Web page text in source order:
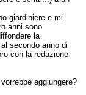
giardiniere e mi
anni sono
la
secondo anno di
con la redazione
aggiungere?